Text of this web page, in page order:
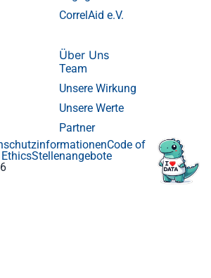
CorrelAid e.V.
Über Uns
Team
Unsere Wirkung
Unsere Werte
Partner
Code of
Stellenangebote